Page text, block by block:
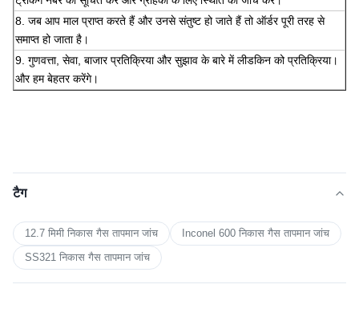
8. जब आप माल प्राप्त करते हैं और उनसे संतुष्ट हो जाते हैं तो ऑर्डर पूरी तरह से
समाप्त हो जाता है।
9. गुणवत्ता, सेवा, बाजार प्रतिक्रिया और सुझाव के बारे में लीडकिन को प्रतिक्रिया।
और हम बेहतर करेंगे।
टैग
12.7 मिमी निकास गैस तापमान जांच
Inconel 600 निकास गैस तापमान जांच
SS321 निकास गैस तापमान जांच